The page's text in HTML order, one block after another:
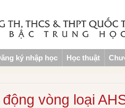
ký nhập học Học thuật
động vòng loại